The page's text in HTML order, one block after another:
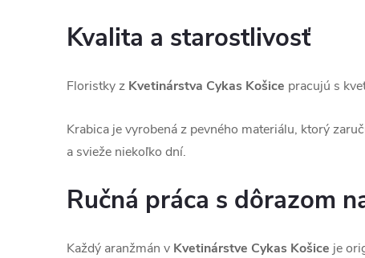
Kvalita a starostlivosť
Floristky z Kvetinárstva Cykas Košice pracujú s
Krabica je vyrobená z pevného materiálu, ktorý
a svieže niekoľko dní.
Ručná práca s dôrazom
Každý aranžmán v Kvetinárstve Cykas Košice je